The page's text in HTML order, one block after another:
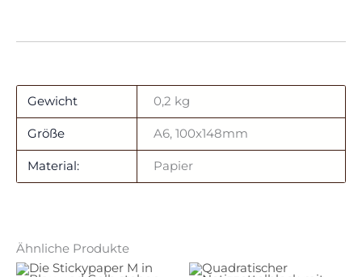
Gewicht 0,2 kg
Größe A6, 100x148mm
Material: Papier
Ähnliche Produkte